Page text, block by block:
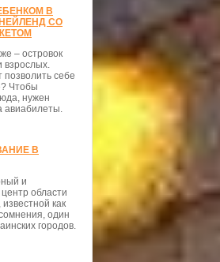
В
СО
– островок
взрослых.
позволить себе
Чтобы
нужен
авиабилеты.
В
и
области
как
один
городов.